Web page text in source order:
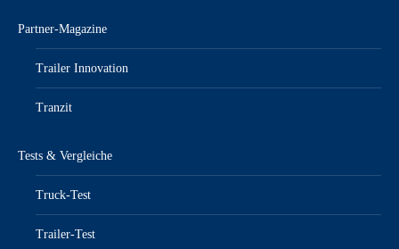
Partner-Magazine
Trailer Innovation
Tranzit
Tests & Vergleiche
Truck-Test
Trailer-Test